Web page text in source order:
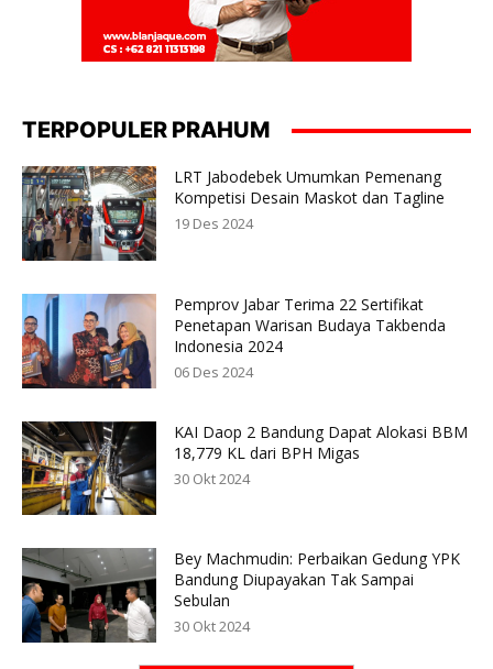
TERPOPULER PRAHUM
LRT Jabodebek Umumkan Pemenang
Kompetisi Desain Maskot dan Tagline
19 Des 2024
Pemprov Jabar Terima 22 Sertifikat
Penetapan Warisan Budaya Takbenda
Indonesia 2024
06 Des 2024
KAI Daop 2 Bandung Dapat Alokasi BBM
18,779 KL dari BPH Migas
30 Okt 2024
Bey Machmudin: Perbaikan Gedung YPK
Bandung Diupayakan Tak Sampai
Sebulan
30 Okt 2024